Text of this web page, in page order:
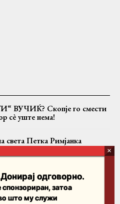
Скопје го смести
сè уште нема!
света Петка Римјанка
епархија
одговорно.
спонзориран, затоа
што му служи